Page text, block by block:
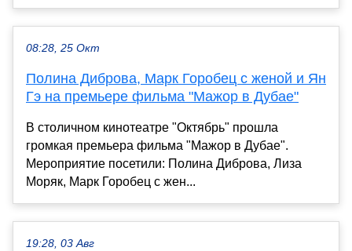
08:28, 25 Окт
Полина Диброва, Марк Горобец с женой и Ян
Гэ на премьере фильма "Мажор в Дубае"
В столичном кинотеатре "Октябрь" прошла
громкая премьера фильма "Мажор в Дубае".
Мероприятие посетили: Полина Диброва, Лиза
Моряк, Марк Горобец с жен...
19:28, 03 Авг